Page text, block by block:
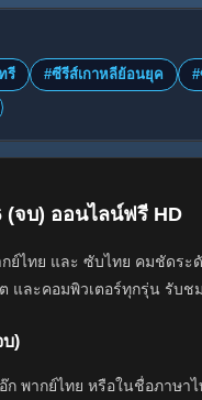
รี #ซีรีส์เกาหลีย้อนยุค
(จบ) ออนไลน์ฟรี HD
ย์ไทย และ ซับไทย คมชัดระ
และคอมพิวเตอร์ทุกรุ่น รับช
บ)
พากย์ไทย หรือในชื่อภา